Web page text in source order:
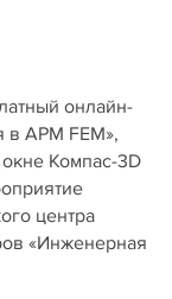
онлайн-
APM FEM»,
Компас-3D
центра
«Инженерная